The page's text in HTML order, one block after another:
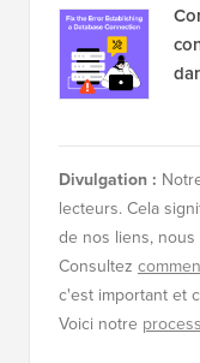
Divulgation :
lecteurs. Cela
de nos liens,
Consultez
c'est important et
Voici notre